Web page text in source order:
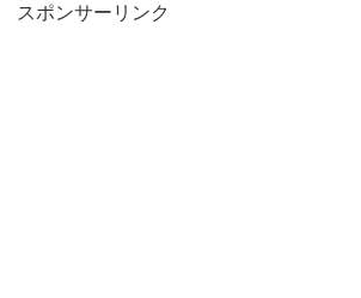
スポンサーリンク